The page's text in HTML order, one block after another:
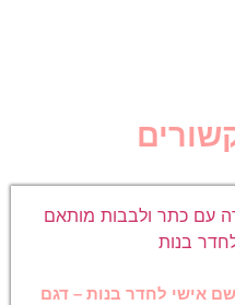
שם אישי לחדר בנות – דגם